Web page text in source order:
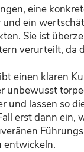
eine
ein
Sie ist
verurteilt, da
einen klaren
unbewusst
und lassen so
erst dann
entwickeln.